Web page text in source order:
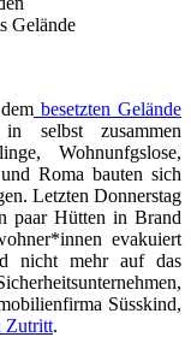
Gelände
besetzten Gelände
selbst zusammen
Wohnunfgslose,
Roma bauten sich
Letzten Donnerstag
paar Hütten in Brand
evakuiert
nicht mehr auf das
Süsskind,
Zutritt.